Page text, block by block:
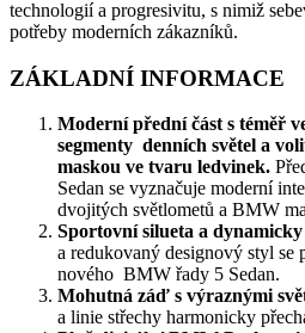
technologií a progresivitu, s nimiž
potřeby moderních zákazníků.
ZÁKLADNÍ INFORMACE
Moderní přední část s téměř
segmenty denních světel a
maskou ve tvaru ledvinek.
Sedan se vyznačuje moderní
dvojitých světlometů a BMW
Sportovní silueta a
a redukovaný designový styl
nového BMW řady 5 Sedan.
Mohutná záď s výraznými
a linie střechy harmonicky